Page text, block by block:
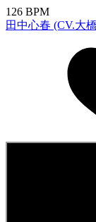
126 BPM
田中心春 (CV.大